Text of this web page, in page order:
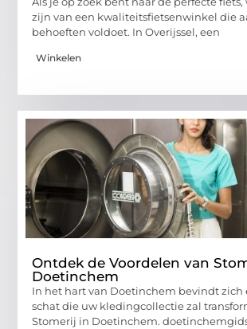
zijn van een kwaliteitsfietsenwinkel die
behoeften voldoet. In Overijssel, een
Winkelen
Ontdek de Voordelen van
Doetinchem
In het hart van Doetinchem bevindt zich
schat die uw kledingcollectie zal
Stomerij in Doetinchem.